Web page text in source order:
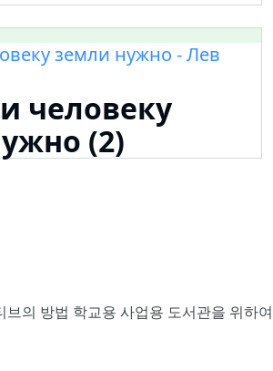
земли нужно - Лев
человеку
(2)
브의 방법 학교용 사업용 도서관을 위하여